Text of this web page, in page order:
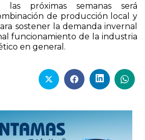
próximas semanas será
de producción local y
sostener la demanda invernal
funcionamiento de la industria
en general.